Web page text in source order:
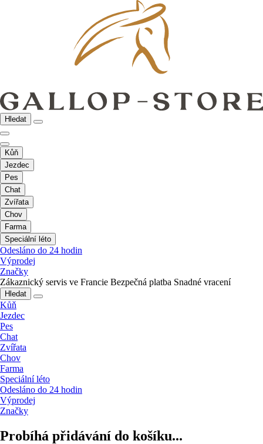
Hledat
Kůň
Jezdec
Pes
Chat
Zvířata
Chov
Farma
Speciální léto
Odesláno do 24 hodin
Výprodej
Značky
Zákaznický servis ve Francie Bezpečná platba Snadné vracení
Hledat
Kůň
Jezdec
Pes
Chat
Zvířata
Chov
Farma
Speciální léto
Odesláno do 24 hodin
Výprodej
Značky
Probíhá přidávání do košíku...